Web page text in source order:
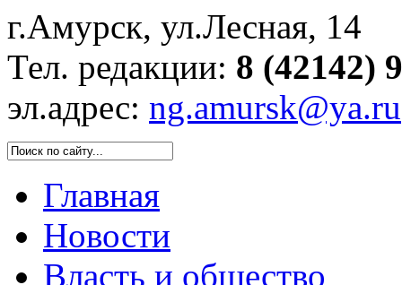
г.Амурск, ул.Лесная, 14
Тел. редакции: 8 (42142)
эл.адрес: ng.amursk@ya.ru
Главная
Новости
Власть и общество